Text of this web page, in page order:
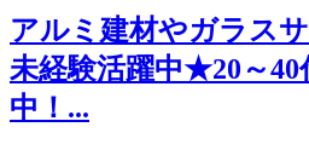
アルミ建材やガラス
未経験活躍中★20～40
中！...